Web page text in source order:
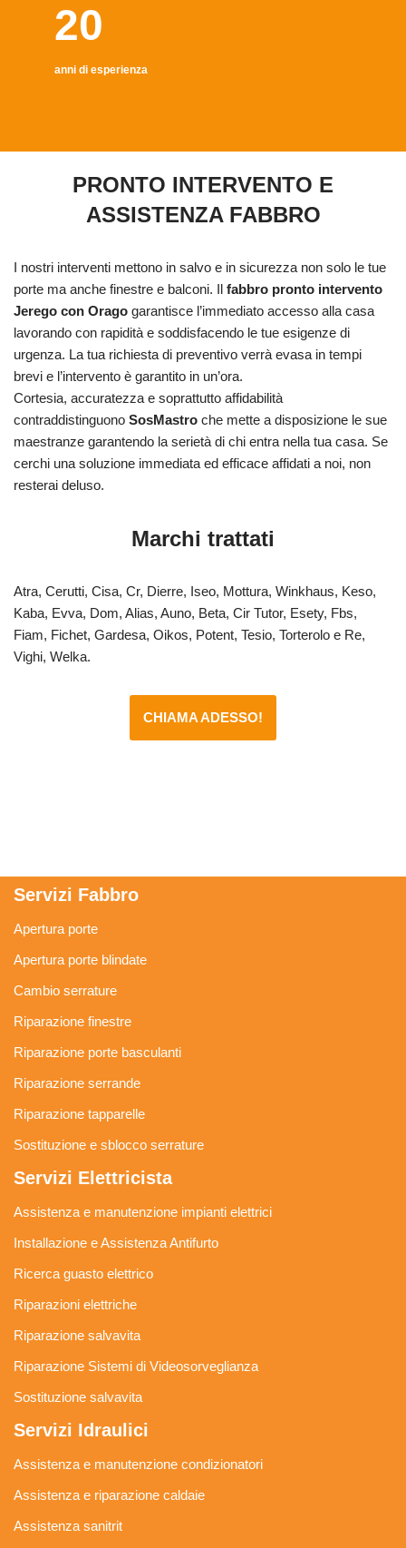
20
anni di esperienza
PRONTO INTERVENTO E
ASSISTENZA FABBRO
I nostri interventi mettono in salvo e in sicurezza non solo le tue
porte ma anche finestre e balconi. Il fabbro pronto intervento
Jerego con Orago garantisce l’immediato accesso alla casa
lavorando con rapidità e soddisfacendo le tue esigenze di
urgenza. La tua richiesta di preventivo verrà evasa in tempi
brevi e l’intervento è garantito in un’ora.
Cortesia, accuratezza e soprattutto affidabilità
contraddistinguono SosMastro che mette a disposizione le sue
maestranze garantendo la serietà di chi entra nella tua casa. Se
cerchi una soluzione immediata ed efficace affidati a noi, non
resterai deluso.
Marchi trattati
Atra, Cerutti, Cisa, Cr, Dierre, Iseo, Mottura, Winkhaus, Keso,
Kaba, Evva, Dom, Alias, Auno, Beta, Cir Tutor, Esety, Fbs,
Fiam, Fichet, Gardesa, Oikos, Potent, Tesio, Torterolo e Re,
Vighi, Welka.
CHIAMA ADESSO!
Servizi Fabbro
Apertura porte
Apertura porte blindate
Cambio serrature
Riparazione finestre
Riparazione porte basculanti
Riparazione serrande
Riparazione tapparelle
Sostituzione e sblocco serrature
Servizi Elettricista
Assistenza e manutenzione impianti elettrici
Installazione e Assistenza Antifurto
Ricerca guasto elettrico
Riparazioni elettriche
Riparazione salvavita
Riparazione Sistemi di Videosorveglianza
Sostituzione salvavita
Servizi Idraulici
Assistenza e manutenzione condizionatori
Assistenza e riparazione caldaie
Assistenza sanitrit